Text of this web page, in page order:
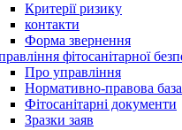
Критерії ризику
контакти
Форма звернення
фітосанітарної
Про управління
Нормативно-правова база
Фітосанітарні документи
Зразки заяв